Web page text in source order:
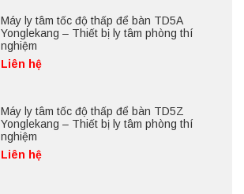
Máy ly tâm tốc độ thấp để bàn TD5A
Yonglekang – Thiết bị ly tâm phòng thí
nghiệm
Liên hệ
Máy ly tâm tốc độ thấp để bàn TD5Z
Yonglekang – Thiết bị ly tâm phòng thí
nghiệm
Liên hệ